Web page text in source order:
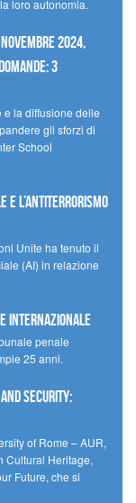
loro autonomia.
2024,
3
e la diffusione delle
gli sforzi di
School
e l’antiterrorismo
Unite ha tenuto il
(AI) in relazione
internazionale
penale
25 anni.
Security:
of Rome – AUR,
Cultural Heritage,
Future, che si